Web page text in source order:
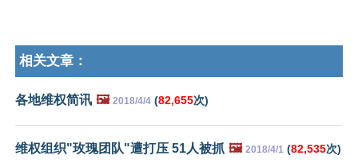
相关文章：
各地维权简讯 🖼️ 2018/4/4 (82,655次)
维权组织"玫瑰团队"遭打压 51人被抓 🖼️ 2018/4/1 (82,535次)